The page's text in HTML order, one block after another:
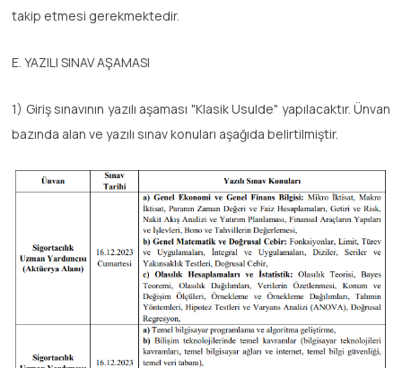
takip etmesi gerekmektedir.
E. YAZILI SINAV AŞAMASI
1) Giriş sınavının yazılı aşaması "Klasik Usulde" yapılacaktır. Ünvan
bazında alan ve yazılı sınav konuları aşağıda belirtilmiştir.